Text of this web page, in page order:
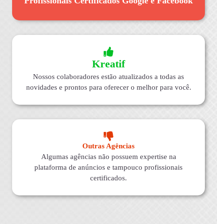
Kreatif
Nossos colaboradores estão atualizados a todas as
novidades e prontos para oferecer o melhor para você.
Outras Agências
Algumas agências não possuem expertise na
plataforma de anúncios e tampouco profissionais
certificados.